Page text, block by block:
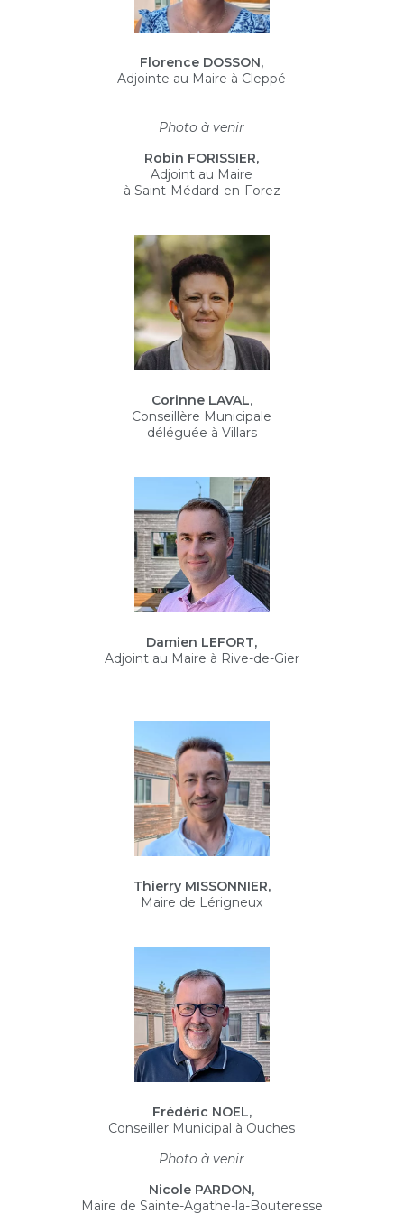
Florence DOSSON,
Adjointe au Maire à Cleppé
Photo à venir
Robin FORISSIER,
Adjoint au Maire
à Saint-Médard-en-Forez
Corinne LAVAL,
Conseillère Municipale
déléguée à Villars
Damien LEFORT,
Adjoint au Maire à Rive-de-Gier
Thierry MISSONNIER,
Maire de Lérigneux
Frédéric NOEL,
Conseiller Municipal à Ouches
Photo à venir
Nicole PARDON,
Maire de Sainte-Agathe-la-Bouteresse